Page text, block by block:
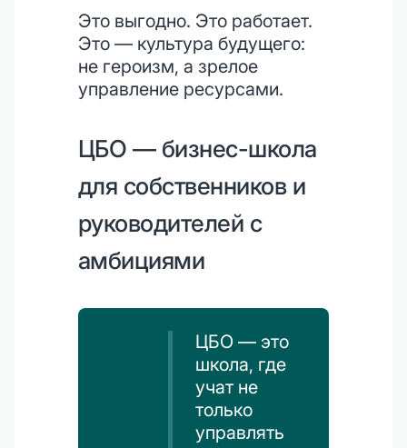
Это выгодно. Это работает.
Это — культура будущего:
не героизм, а зрелое
управление ресурсами.
ЦБО — бизнес-школа
для собственников и
руководителей с
амбициями
ЦБО — это
школа, где
учат не
только
управлять